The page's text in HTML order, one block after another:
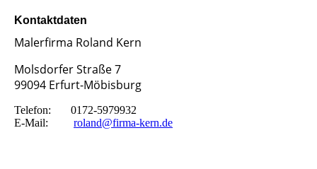
Kontaktdaten
Malerfirma Roland Kern
Molsdorfer Straße 7
99094 Erfurt-Möbisburg
Telefon: 0172-5979932
E-Mail: roland@firma-kern.de